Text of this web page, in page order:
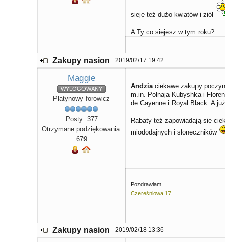
sieję też dużo kwiatów i ziół
A Ty co siejesz w tym roku?
Zakupy nasion 2019/02/17 19:42
Maggie
WYLOGOWANY
Platynowy forowicz
Posty: 377
Otrzymane podziękowania:
679
Andziaciekawe zakupy
m.in. Polnaja Kubyshka i
de Cayenne i Royal Black. A
Rabaty też zapowiadają się
miododajnych i słoneczników
Pozdrawiam
Czereśniowa 17
Zakupy nasion 2019/02/18 13:36